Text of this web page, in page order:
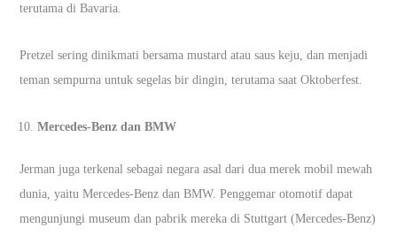
terutama di Bavaria.
Pretzel sering dinikmati bersama mustard atau saus keju, dan menjadi
teman sempurna untuk segelas bir dingin, terutama saat Oktoberfest.
Mercedes-Benz dan BMW
Jerman juga terkenal sebagai negara asal dari dua merek mobil mewah
dunia, yaitu Mercedes-Benz dan BMW. Penggemar otomotif dapat
mengunjungi museum dan pabrik mereka di Stuttgart (Mercedes-Benz)